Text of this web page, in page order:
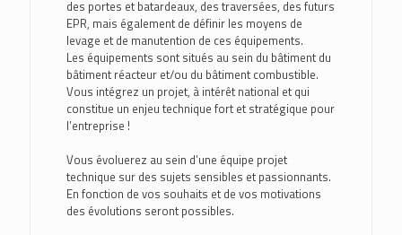
des portes et batardeaux, des traversées, des futurs
EPR, mais également de définir les moyens de
levage et de manutention de ces équipements.
Les équipements sont situés au sein du bâtiment du
bâtiment réacteur et/ou du bâtiment combustible.
Vous intégrez un projet, à intérêt national et qui
constitue un enjeu technique fort et stratégique pour
l’entreprise !
Vous évoluerez au sein d’une équipe projet
technique sur des sujets sensibles et passionnants.
En fonction de vos souhaits et de vos motivations
des évolutions seront possibles.